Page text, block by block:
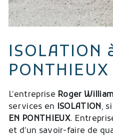
ISOLATION
PONTHIEUX
L’entreprise Roger
services en ISOLATION,
EN PONTHIEUX.
et d’un savoir-faire de